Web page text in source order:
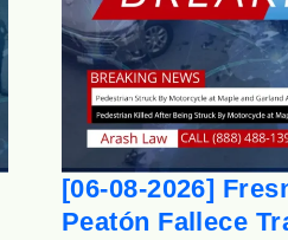
[06-08-2026]
Peatón Fallece